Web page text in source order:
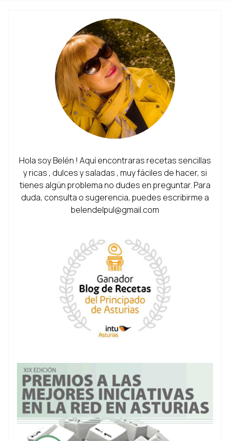
Hola soy Belén ! Aquí encontraras recetas sencillas
y ricas , dulces y saladas , muy fáciles de hacer, si
tienes algún problema no dudes en preguntar. Para
duda, consulta o sugerencia, puedes escribirme a
belendelpul@gmail.com